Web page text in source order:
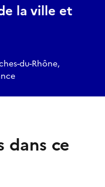
la ville et
du-Rhône,
dans ce